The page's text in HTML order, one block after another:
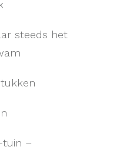
steeds het
tuin –